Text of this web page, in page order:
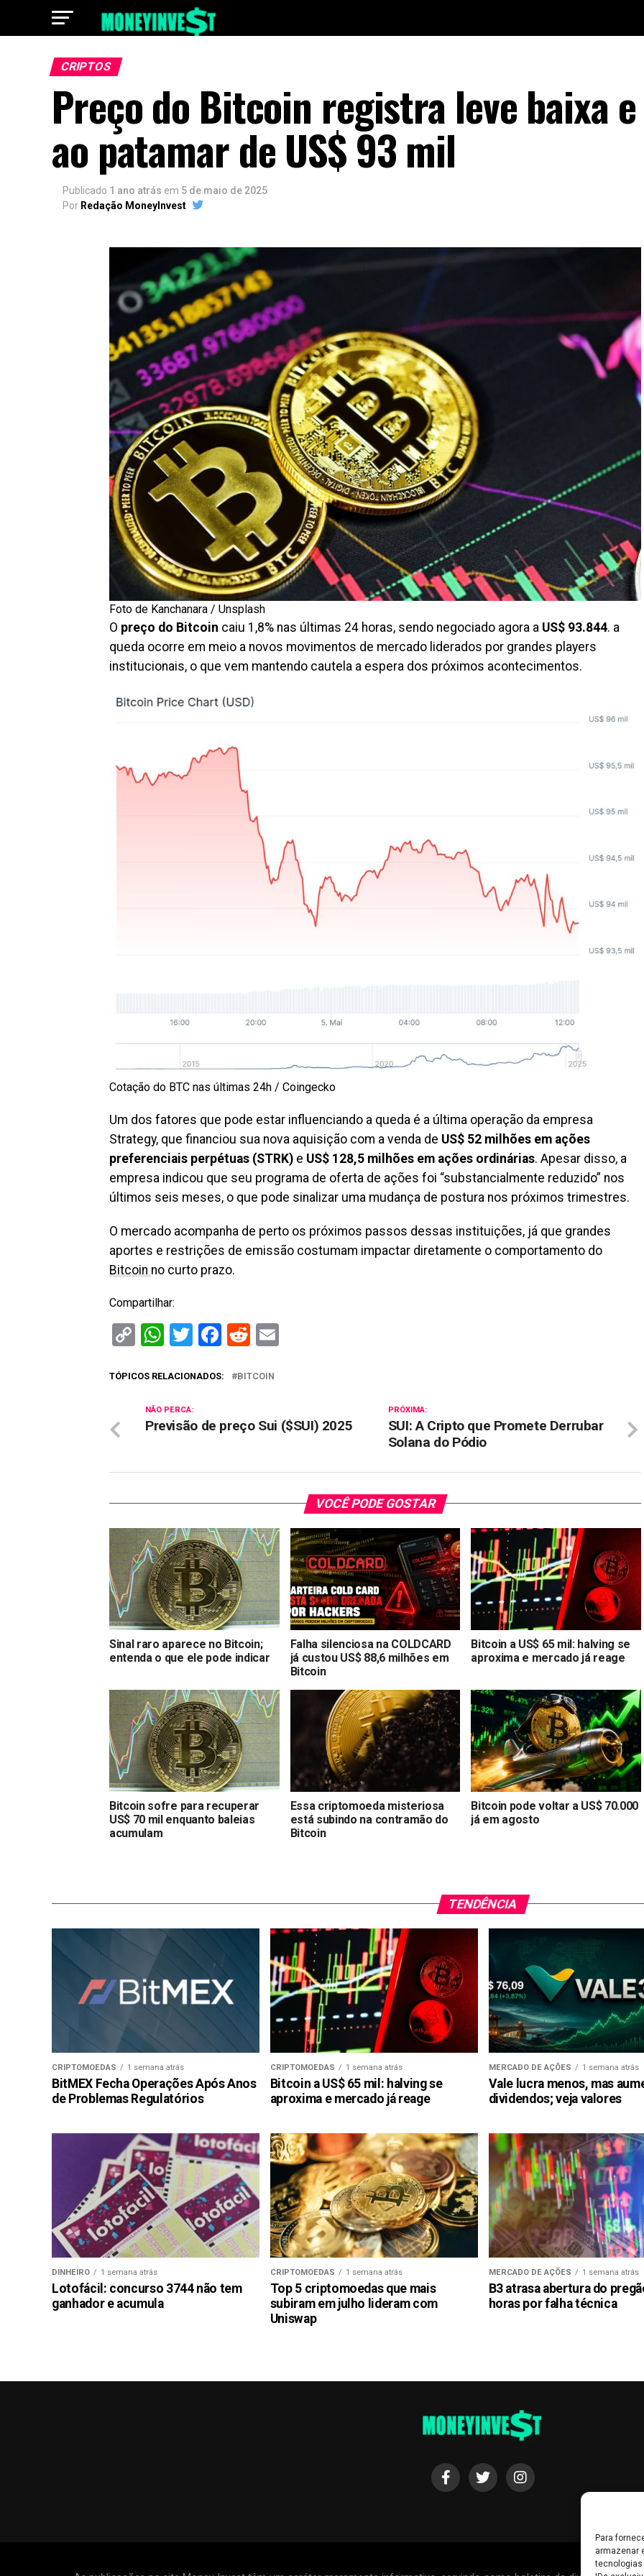
Para
armazenar
tecnologias
CRIPTOS
Preço do Bitcoin registra leve baixa
ao patamar de US$ 93 mil
Publicado 1 ano atrás em 5 de maio de 2025
Por Redação MoneyInvest
Foto de Kanchanara / Unsplash
O preço do Bitcoin caiu 1,8% nas últimas 24 horas, sendo negociado agora a US$ 93.844. a
queda ocorre em meio a novos movimentos de mercado liderados por grandes players
institucionais, o que vem mantendo cautela a espera dos próximos acontecimentos.
Cotação do BTC nas últimas 24h / Coingecko
Um dos fatores que pode estar influenciando a queda é a última operação da empresa
Strategy, que financiou sua nova aquisição com a venda de US$ 52 milhões em ações
preferenciais perpétuas (STRK) e US$ 128,5 milhões em ações ordinárias. Apesar disso, a
empresa indicou que seu programa de oferta de ações foi “substancialmente reduzido” nos
últimos seis meses, o que pode sinalizar uma mudança de postura nos próximos trimestres.
O mercado acompanha de perto os próximos passos dessas instituições, já que grandes
aportes e restrições de emissão costumam impactar diretamente o comportamento do
Bitcoin no curto prazo.
Compartilhar:
CopyWhatsApp
Twitter
Facebook
Reddit
TÓPICOS RELACIONADOS: BITCOIN
PRÓXIMA:
SUI: A Cripto que Promete Derrubar
Solana do Pódio
NÃO PERCA:
Previsão de preço Sui ($SUI) 2025
VOCÊ PODE GOSTAR
Sinal raro aparece no Bitcoin;
entenda o que ele pode indicar
Falha silenciosa na COLDCARD
já custou US$ 88,6 milhões em
Bitcoin
Bitcoin a US$ 65 mil: halving se
aproxima e mercado já reage
Bitcoin sofre para recuperar
US$ 70 mil enquanto baleias
acumulam
Essa criptomoeda misteriosa
está subindo na contramão do
Bitcoin
Bitcoin pode voltar a US$ 70.000
já em agosto
TENDÊNCIA
CRIPTOMOEDAS 1 semana atrás
BitMEX Fecha Operações Após Anos
de Problemas Regulatórios
CRIPTOMOEDAS 1 semana atrás
Bitcoin a US$ 65 mil: halving se
aproxima e mercado já reage
MERCADO DE AÇÕES 1 semana atrás
Vale lucra menos, mas
dividendos; veja valores
DINHEIRO 1 semana atrás
Lotofácil: concurso 3744 não tem
ganhador e acumula
CRIPTOMOEDAS 1 semana atrás
Top 5 criptomoedas que mais
subiram em julho lideram com
Uniswap
MERCADO DE AÇÕES 1 semana atrás
B3 atrasa abertura do
horas por falha técnica